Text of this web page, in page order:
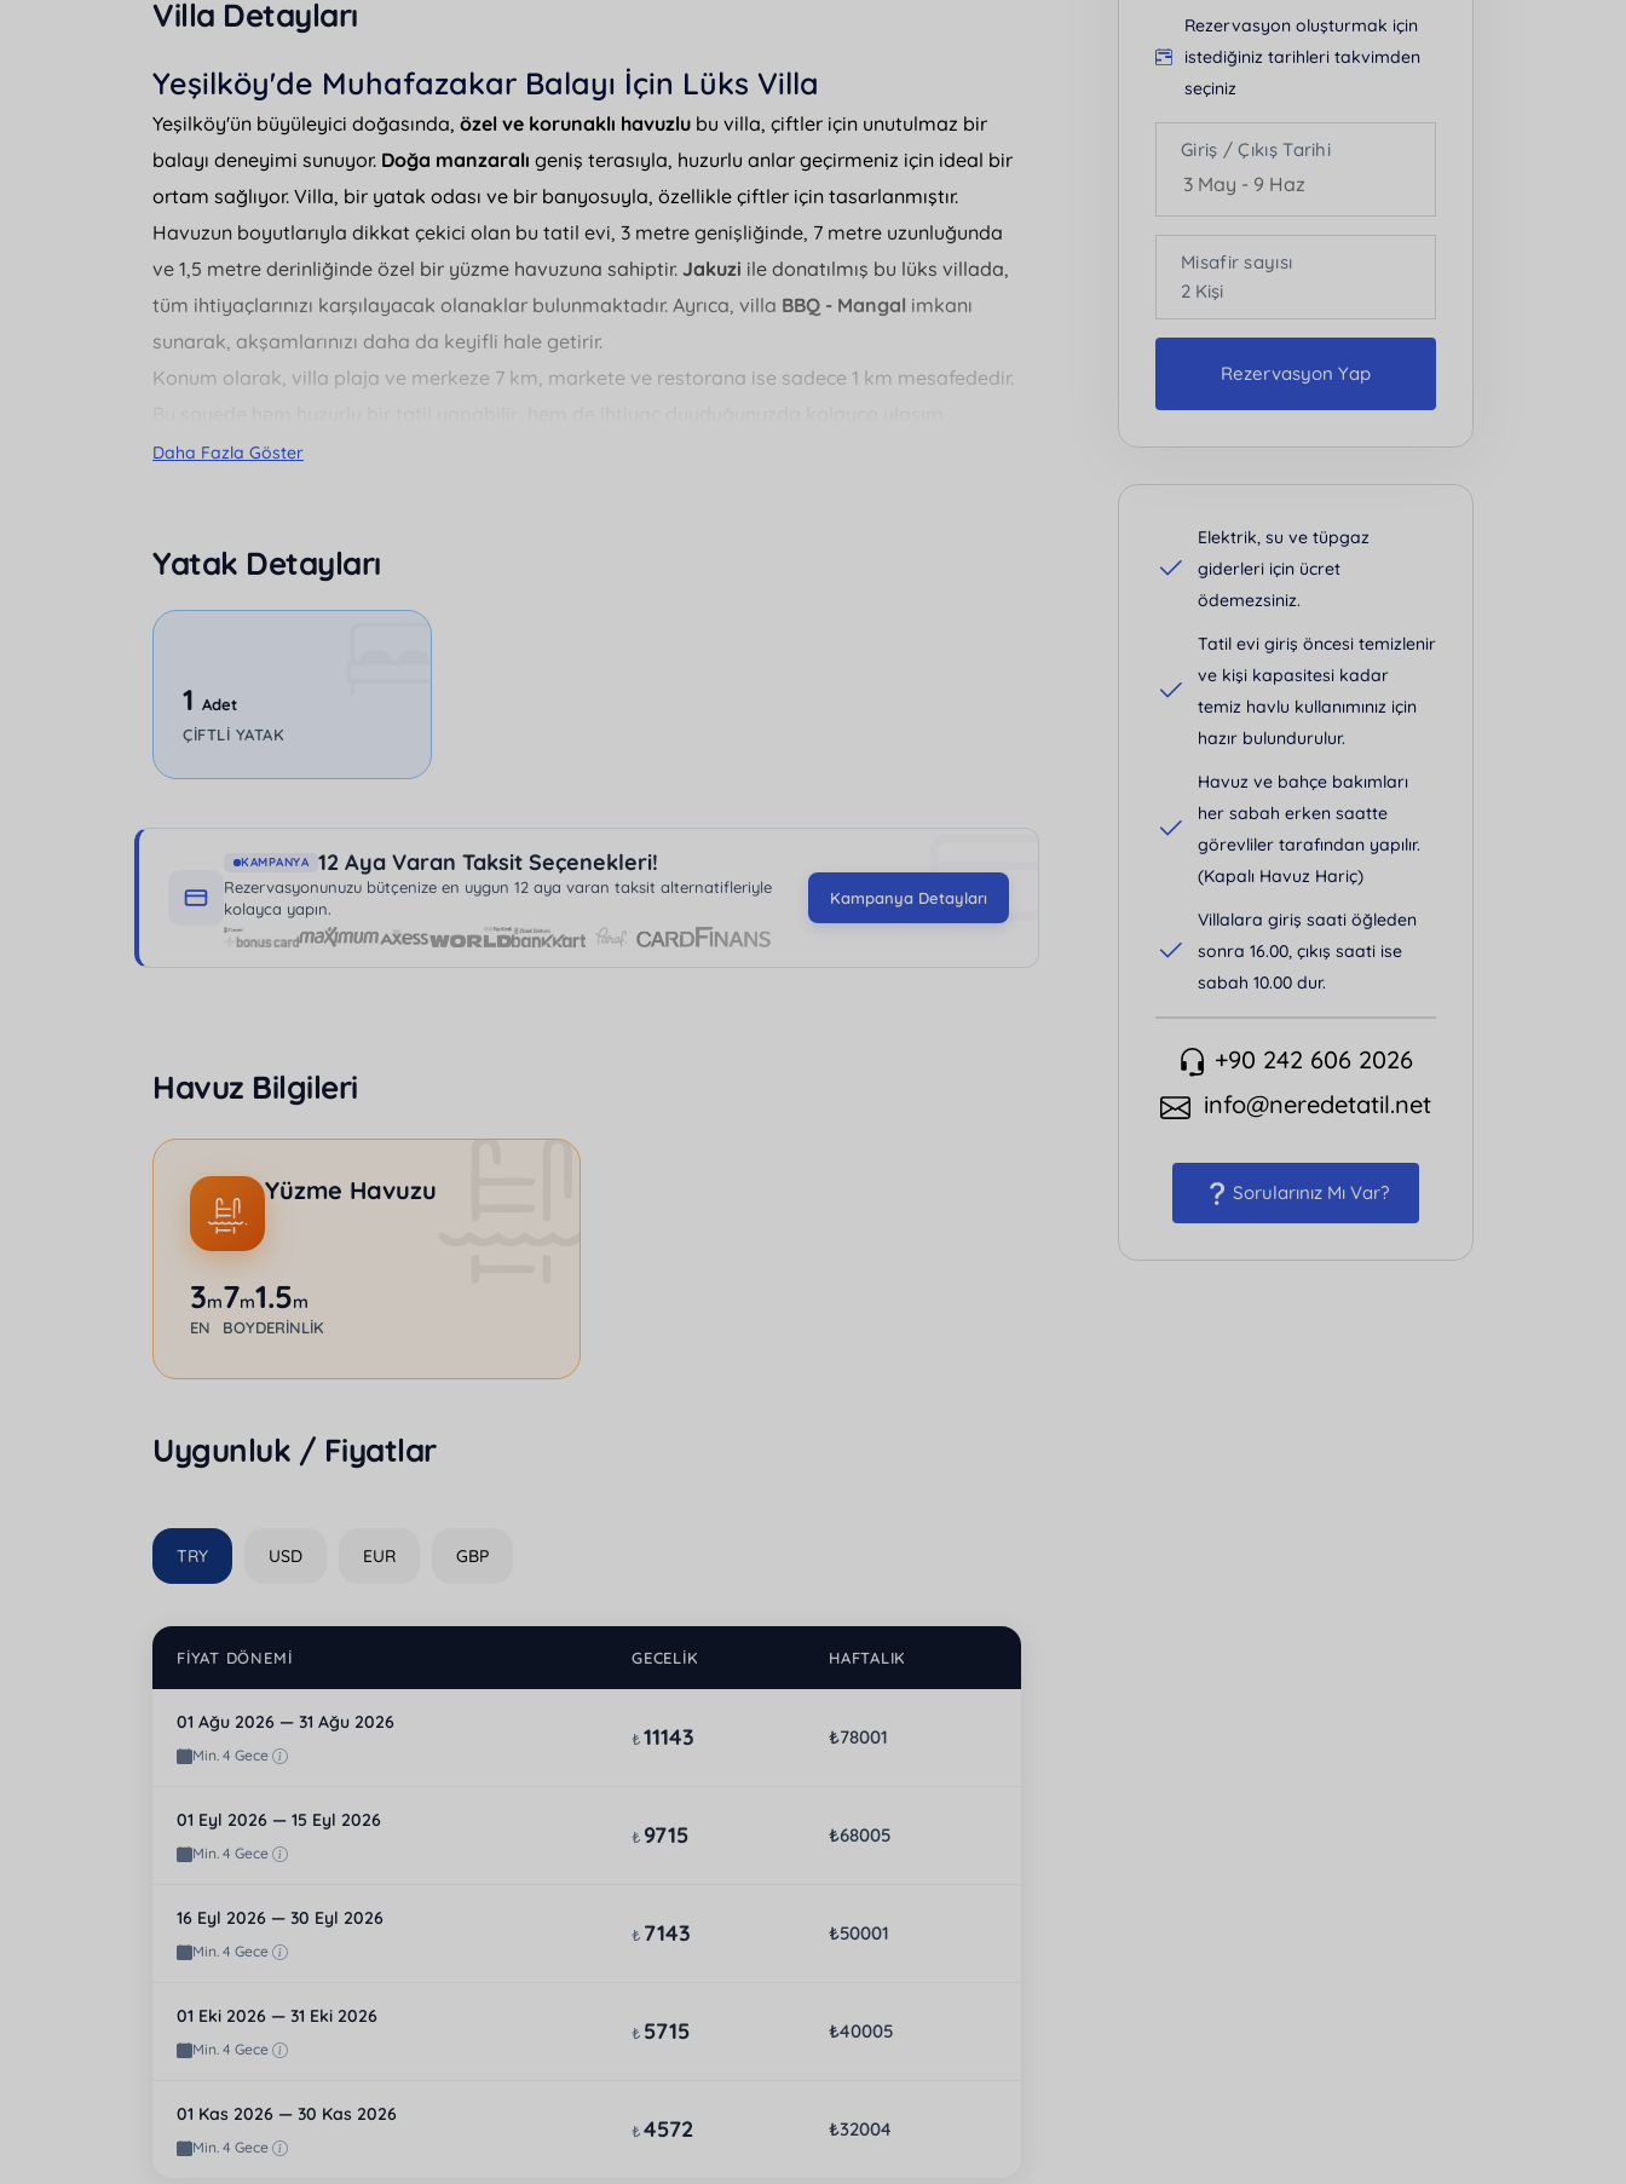
Villa Detayları
Yeşilköy'de Muhafazakar Balayı İçin Lüks Villa
Yeşilköy'ün büyüleyici doğasında, özel ve korunaklı havuzlu bu villa, çiftler için unutulmaz bir
balayı deneyimi sunuyor. Doğa manzaralı geniş terasıyla, huzurlu anlar geçirmeniz için ideal bir
ortam sağlıyor. Villa, bir yatak odası ve bir banyosuyla, özellikle çiftler için tasarlanmıştır.
Havuzun boyutlarıyla dikkat çekici olan bu tatil evi, 3 metre genişliğinde, 7 metre uzunluğunda
ve 1,5 metre derinliğinde özel bir yüzme havuzuna sahiptir. Jakuzi ile donatılmış bu lüks villada,
tüm ihtiyaçlarınızı karşılayacak olanaklar bulunmaktadır. Ayrıca, villa BBQ - Mangal imkanı
sunarak, akşamlarınızı daha da keyifli hale getirir.
Konum olarak, villa plaja ve merkeze 7 km, markete ve restorana ise sadece 1 km mesafededir.
sağlayabilirsiniz.
seçenek olup, huzurlu bir kaçamak için sizleri bekliyor.
Daha Fazla Göster
Yatak Detayları
1 Adet
ÇIFTLI YATAK
KAMPANYA 12 Aya Varan Taksit Seçenekleri!
Rezervasyonunuzu bütçenize en uygun 12 aya varan taksit alternatifleriyle
kolayca yapın.
Kampanya Detayları
Havuz Bilgileri
Yüzme Havuzu
3m
EN
7m
BOY
1.5m
DERINLIK
Uygunluk / Fiyatlar
TRY USD EUR GBP
FIYAT DÖNEMI GECELIK HAFTALIK
01 Ağu 2026 — 31 Ağu 2026
Min. 4 Gece
₺11143 ₺78001
01 Eyl 2026 — 15 Eyl 2026
Min. 4 Gece
₺ 9715 ₺68005
16 Eyl 2026 — 30 Eyl 2026
Min. 4 Gece
₺ 7143 ₺50001
01 Eki 2026 — 31 Eki 2026
Min. 4 Gece
₺ 5715 ₺40005
01 Kas 2026 — 30 Kas 2026
Min. 4 Gece
₺4572 ₺32004
Rezervasyon oluşturmak için
istediğiniz tarihleri takvimden
seçiniz
Giriş / Çıkış Tarihi
Misafir sayısı
2 Kişi
Kişi Sayısı
Rezervasyon Yap
Elektrik, su ve tüpgaz
giderleri için ücret
ödemezsiniz.
Tatil evi giriş öncesi temizlenir
ve kişi kapasitesi kadar
temiz havlu kullanımınız için
hazır bulundurulur.
Havuz ve bahçe bakımları
her sabah erken saatte
görevliler tarafından yapılır.
(Kapalı Havuz Hariç)
Villalara giriş saati öğleden
sonra 16.00, çıkış saati ise
sabah 10.00 dur.
+90 242 606 2026
info@neredetatil.net
Sorularınız Mı Var?